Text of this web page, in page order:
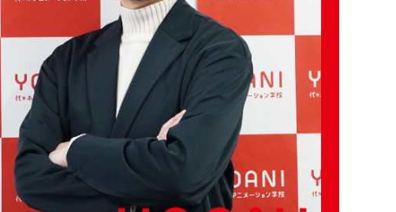
業界ナビ
新着情報
新着情報
Q&A・お問い合わせ
Q&A